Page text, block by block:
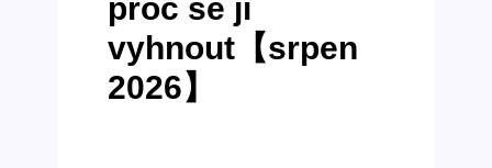
proč se ji
vyhnout【srpen
2026】